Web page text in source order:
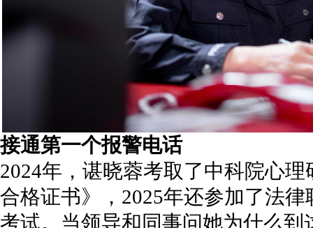
接通第一个报警电话
2024年，谌晓蓉考取了中科院心
合格证书》，2025年还参加了法
考试。当领导和同事问她为什么到